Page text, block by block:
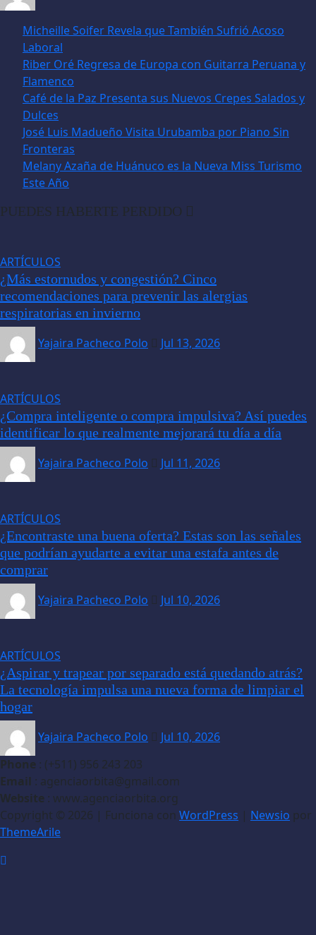
Micheille Soifer Revela que También Sufrió Acoso
Laboral
Riber Oré Regresa de Europa con Guitarra Peruana y
Flamenco
Café de la Paz Presenta sus Nuevos Crepes Salados y
Dulces
José Luis Madueño Visita Urubamba por Piano Sin
Fronteras
Melany Azaña de Huánuco es la Nueva Miss Turismo
Este Año
PUEDES HABERTE PERDIDO
ARTÍCULOS
¿Más estornudos y congestión? Cinco
recomendaciones para prevenir las alergias
respiratorias en invierno
Yajaira Pacheco Polo
Jul 13, 2026
ARTÍCULOS
¿Compra inteligente o compra impulsiva? Así puedes
identificar lo que realmente mejorará tu día a día
Yajaira Pacheco Polo
Jul 11, 2026
ARTÍCULOS
¿Encontraste una buena oferta? Estas son las señales
que podrían ayudarte a evitar una estafa antes de
comprar
Yajaira Pacheco Polo
Jul 10, 2026
ARTÍCULOS
¿Aspirar y trapear por separado está quedando atrás?
La tecnología impulsa una nueva forma de limpiar el
hogar
Yajaira Pacheco Polo
Jul 10, 2026
Phone : (+511) 956 243 203
Email : agenciaorbita@gmail.com
Website : www.agenciaorbita.org
Copyright © 2026 | Funciona con WordPress | Newsio por
ThemeArile